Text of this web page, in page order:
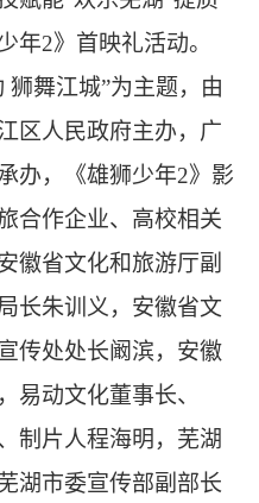
年2》首映礼活动。
狮舞江城”为主题，由
区人民政府主办，广
办，《雄狮少年2》影
合作企业、高校相关
徽省文化和旅游厅副
长朱训义，安徽省文
传处处长阚滨，安徽
易动文化董事长、
制片人程海明，芜湖
湖市委宣传部副部长